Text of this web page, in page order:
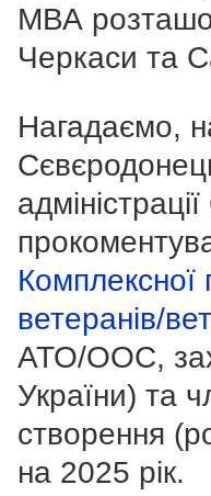
МВА
Черкаси та
Нагадаємо,
Комплексної
ветеранів/
АТО/ООС,
України) та
створення
на 2025 рік.